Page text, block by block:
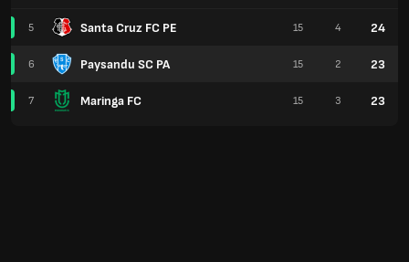
5 Santa Cruz FC PE
6 Paysandu SC PA
7 Maringa FC
15 4 24
15 2 23
15 3 23